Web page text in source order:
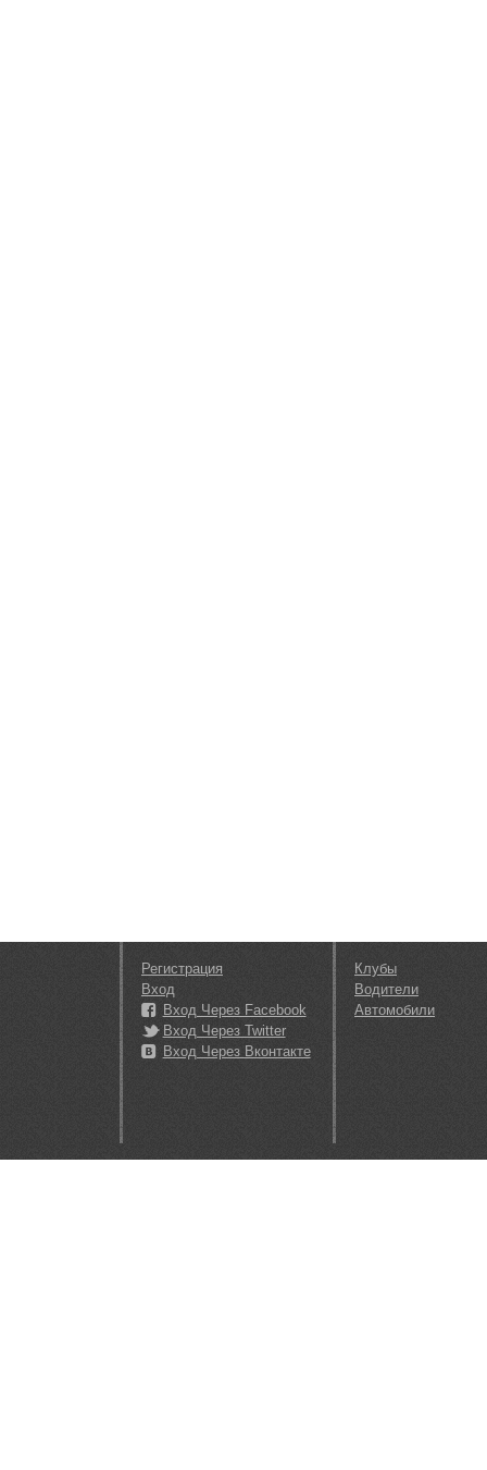
Регистрация
Вход
Вход Через Facebook
Вход Через Twitter
Вход Через Вконтакте
Клубы
Водители
Автомобили